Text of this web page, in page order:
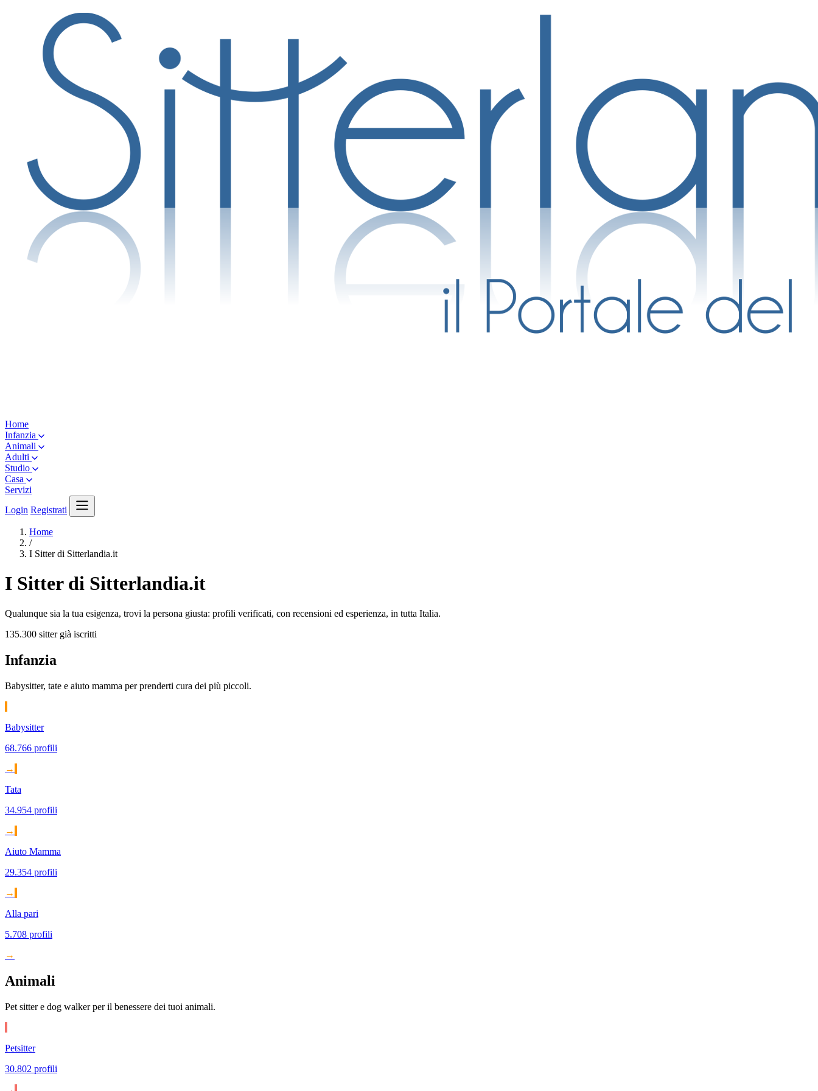
Home
Infanzia
Animali
Adulti
Studio
Casa
Servizi
Login Registrati
Home
/
I Sitter di Sitterlandia.it
I Sitter di Sitterlandia.it
Qualunque sia la tua esigenza, trovi la persona giusta: profili verificati, con recensioni ed esperienza, in tutta Italia.
135.300 sitter già iscritti
Infanzia
Babysitter, tate e aiuto mamma per prenderti cura dei più piccoli.
Babysitter
68.766 profili
→
Tata
34.954 profili
→
Aiuto Mamma
29.354 profili
→
Alla pari
5.708 profili
→
Animali
Pet sitter e dog walker per il benessere dei tuoi animali.
Petsitter
30.802 profili